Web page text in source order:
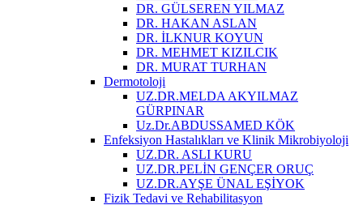
DR. GÜLSEREN YILMAZ
DR. HAKAN ASLAN
DR. İLKNUR KOYUN
DR. MEHMET KIZILCIK
DR. MURAT TURHAN
Dermotoloji
UZ.DR.MELDA AKYILMAZ
GÜRPINAR
Uz.Dr.ABDUSSAMED KÖK
Enfeksiyon Hastalıkları ve Klinik Mikrobiyoloji
UZ.DR. ASLI KURU
UZ.DR.PELİN GENÇER ORUÇ
UZ.DR.AYŞE ÜNAL EŞİYOK
Fizik Tedavi ve Rehabilitasyon